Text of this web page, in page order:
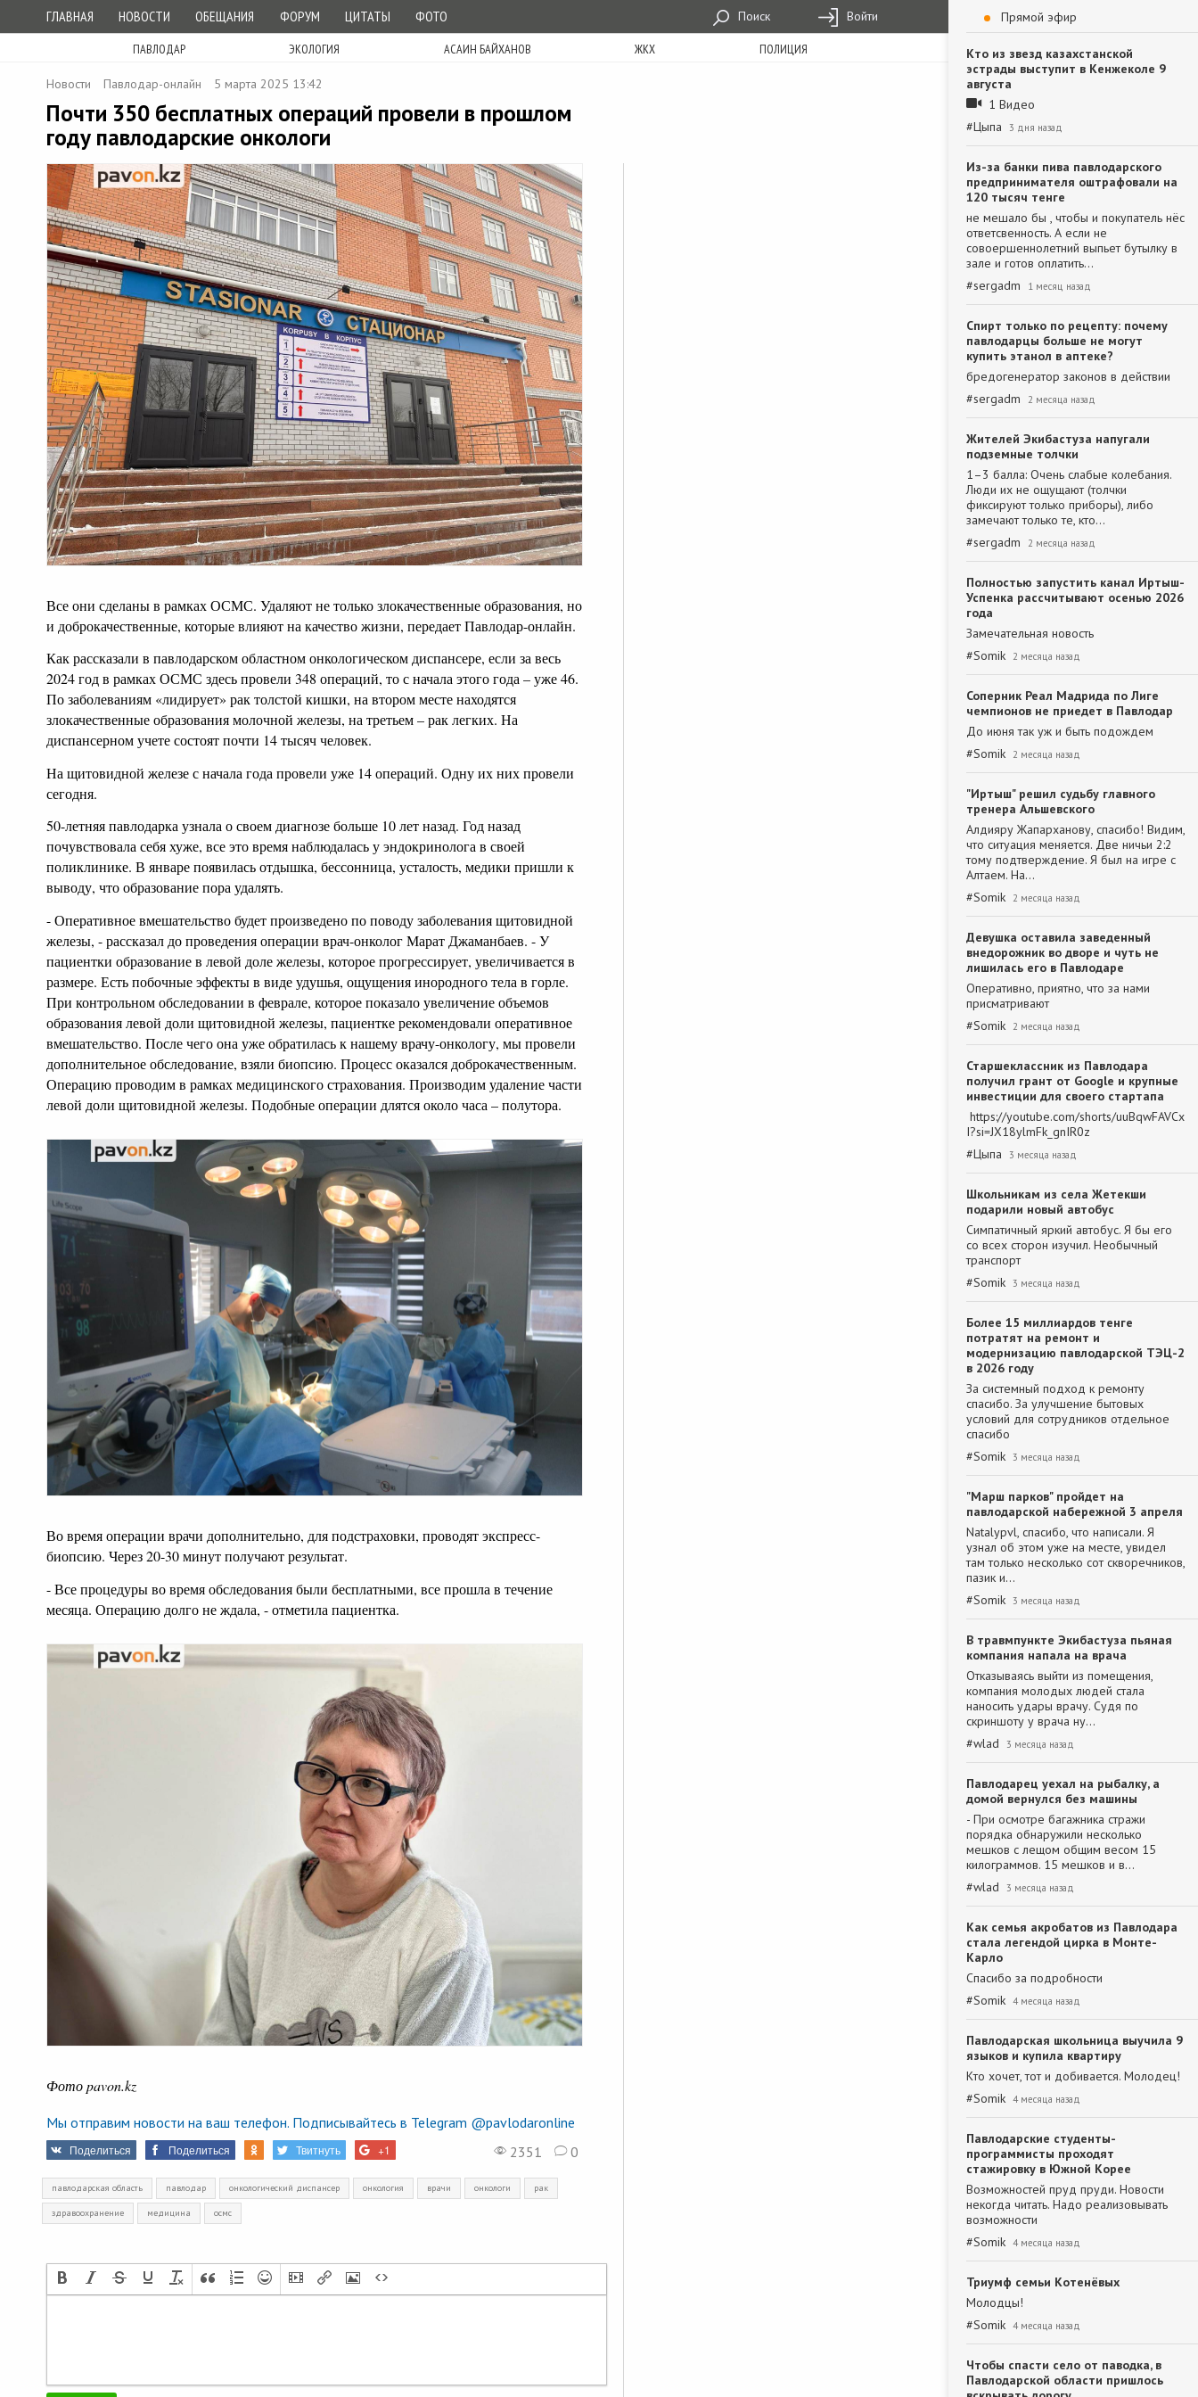
ГЛАВНАЯ НОВОСТИ ОБЕЩАНИЯ ФОРУМ ЦИТАТЫ ФОТО Поиск Войти
ПАВЛОДАР ЭКОЛОГИЯ АСАИН БАЙХАНОВ ЖКХ ПОЛИЦИЯ
Новости Павлодар-онлайн 5 марта 2025 13:42
Почти 350 бесплатных операций провели в прошлом
году павлодарские онкологи
Все они сделаны в рамках ОСМС. Удаляют не только злокачественные образования, но
и доброкачественные, которые влияют на качество жизни, передает Павлодар-онлайн.
Как рассказали в павлодарском областном онкологическом диспансере, если за весь
2024 год в рамках ОСМС здесь провели 348 операций, то с начала этого года – уже 46.
По заболеваниям «лидирует» рак толстой кишки, на втором месте находятся
злокачественные образования молочной железы, на третьем – рак легких. На
диспансерном учете состоят почти 14 тысяч человек.
На щитовидной железе с начала года провели уже 14 операций. Одну их них провели
сегодня.
50-летняя павлодарка узнала о своем диагнозе больше 10 лет назад. Год назад
почувствовала себя хуже, все это время наблюдалась у эндокринолога в своей
поликлинике. В январе появилась отдышка, бессонница, усталость, медики пришли к
выводу, что образование пора удалять.
- Оперативное вмешательство будет произведено по поводу заболевания щитовидной
железы, - рассказал до проведения операции врач-онколог Марат Джаманбаев. - У
пациентки образование в левой доле железы, которое прогрессирует, увеличивается в
размере. Есть побочные эффекты в виде удушья, ощущения инородного тела в горле.
При контрольном обследовании в феврале, которое показало увеличение объемов
образования левой доли щитовидной железы, пациентке рекомендовали оперативное
вмешательство. После чего она уже обратилась к нашему врачу-онкологу, мы провели
дополнительное обследование, взяли биопсию. Процесс оказался доброкачественным.
Операцию проводим в рамках медицинского страхования. Производим удаление части
левой доли щитовидной железы. Подобные операции длятся около часа – полутора.
Во время операции врачи дополнительно, для подстраховки, проводят экспресс-
биопсию. Через 20-30 минут получают результат.
- Все процедуры во время обследования были бесплатными, все прошла в течение
месяца. Операцию долго не ждала, - отметила пациентка.
Фото pavon.kz
Мы отправим новости на ваш телефон. Подписывайтесь в Telegram @pavlodaronline
Поделиться Поделиться Твитнуть +1 2351 0
павлодарская область павлодар онкологический диспансер онкология врачи онкологи рак
здравоохранение медицина осмс
Прямой эфир
Кто из звезд казахстанской
эстрады выступит в Кенжеколе 9
августа
1 Видео
#Цыпа 3 дня назад
Из-за банки пива павлодарского
предпринимателя оштрафовали на
120 тысяч тенге
не мешало бы , чтобы и покупатель нёс
ответсвенность. А если не
совоершеннолетний выпьет бутылку в
зале и готов оплатить…
#sergadm 1 месяц назад
Спирт только по рецепту: почему
павлодарцы больше не могут
купить этанол в аптеке?
бредогенератор законов в действии
#sergadm 2 месяца назад
Жителей Экибастуза напугали
подземные толчки
1–3 балла: Очень слабые колебания.
Люди их не ощущают (толчки
фиксируют только приборы), либо
замечают только те, кто…
#sergadm 2 месяца назад
Полностью запустить канал Иртыш-
Успенка рассчитывают осенью 2026
года
Замечательная новость
#Somik 2 месяца назад
Соперник Реал Мадрида по Лиге
чемпионов не приедет в Павлодар
До июня так уж и быть подождем
#Somik 2 месяца назад
"Иртыш" решил судьбу главного
тренера Альшевского
Алдияру Жапарханову, спасибо! Видим,
что ситуация меняется. Две ничьи 2:2
тому подтверждение. Я был на игре с
Алтаем. На…
#Somik 2 месяца назад
Девушка оставила заведенный
внедорожник во дворе и чуть не
лишилась его в Павлодаре
Оперативно, приятно, что за нами
присматривают
#Somik 2 месяца назад
Старшеклассник из Павлодара
получил грант от Google и крупные
инвестиции для своего стартапа
https://youtube.com/shorts/uuBqwFAVCx
I?si=JX18ylmFk_gnIR0z
#Цыпа 3 месяца назад
Школьникам из села Жетекши
подарили новый автобус
Симпатичный яркий автобус. Я бы его
со всех сторон изучил. Необычный
транспорт
#Somik 3 месяца назад
Более 15 миллиардов тенге
потратят на ремонт и
модернизацию павлодарской ТЭЦ-2
в 2026 году
За системный подход к ремонту
спасибо. За улучшение бытовых
условий для сотрудников отдельное
спасибо
#Somik 3 месяца назад
"Марш парков" пройдет на
павлодарской набережной 3 апреля
Natalypvl, спасибо, что написали. Я
узнал об этом уже на месте, увидел
там только несколько сот скворечников,
пазик и…
#Somik 3 месяца назад
В травмпункте Экибастуза пьяная
компания напала на врача
Отказываясь выйти из помещения,
компания молодых людей стала
наносить удары врачу. Судя по
скриншоту у врача ну…
#wlad 3 месяца назад
Павлодарец уехал на рыбалку, а
домой вернулся без машины
- При осмотре багажника стражи
порядка обнаружили несколько
мешков с лещом общим весом 15
килограммов. 15 мешков и в…
#wlad 3 месяца назад
Как семья акробатов из Павлодара
стала легендой цирка в Монте-
Карло
Спасибо за подробности
#Somik 4 месяца назад
Павлодарская школьница выучила 9
языков и купила квартиру
Кто хочет, тот и добивается. Молодец!
#Somik 4 месяца назад
Павлодарские студенты-
программисты проходят
стажировку в Южной Корее
Возможностей пруд пруди. Новости
некогда читать. Надо реализовывать
возможности
#Somik 4 месяца назад
Триумф семьи Котенёвых
Молодцы!
#Somik 4 месяца назад
Чтобы спасти село от паводка, в
Павлодарской области пришлось